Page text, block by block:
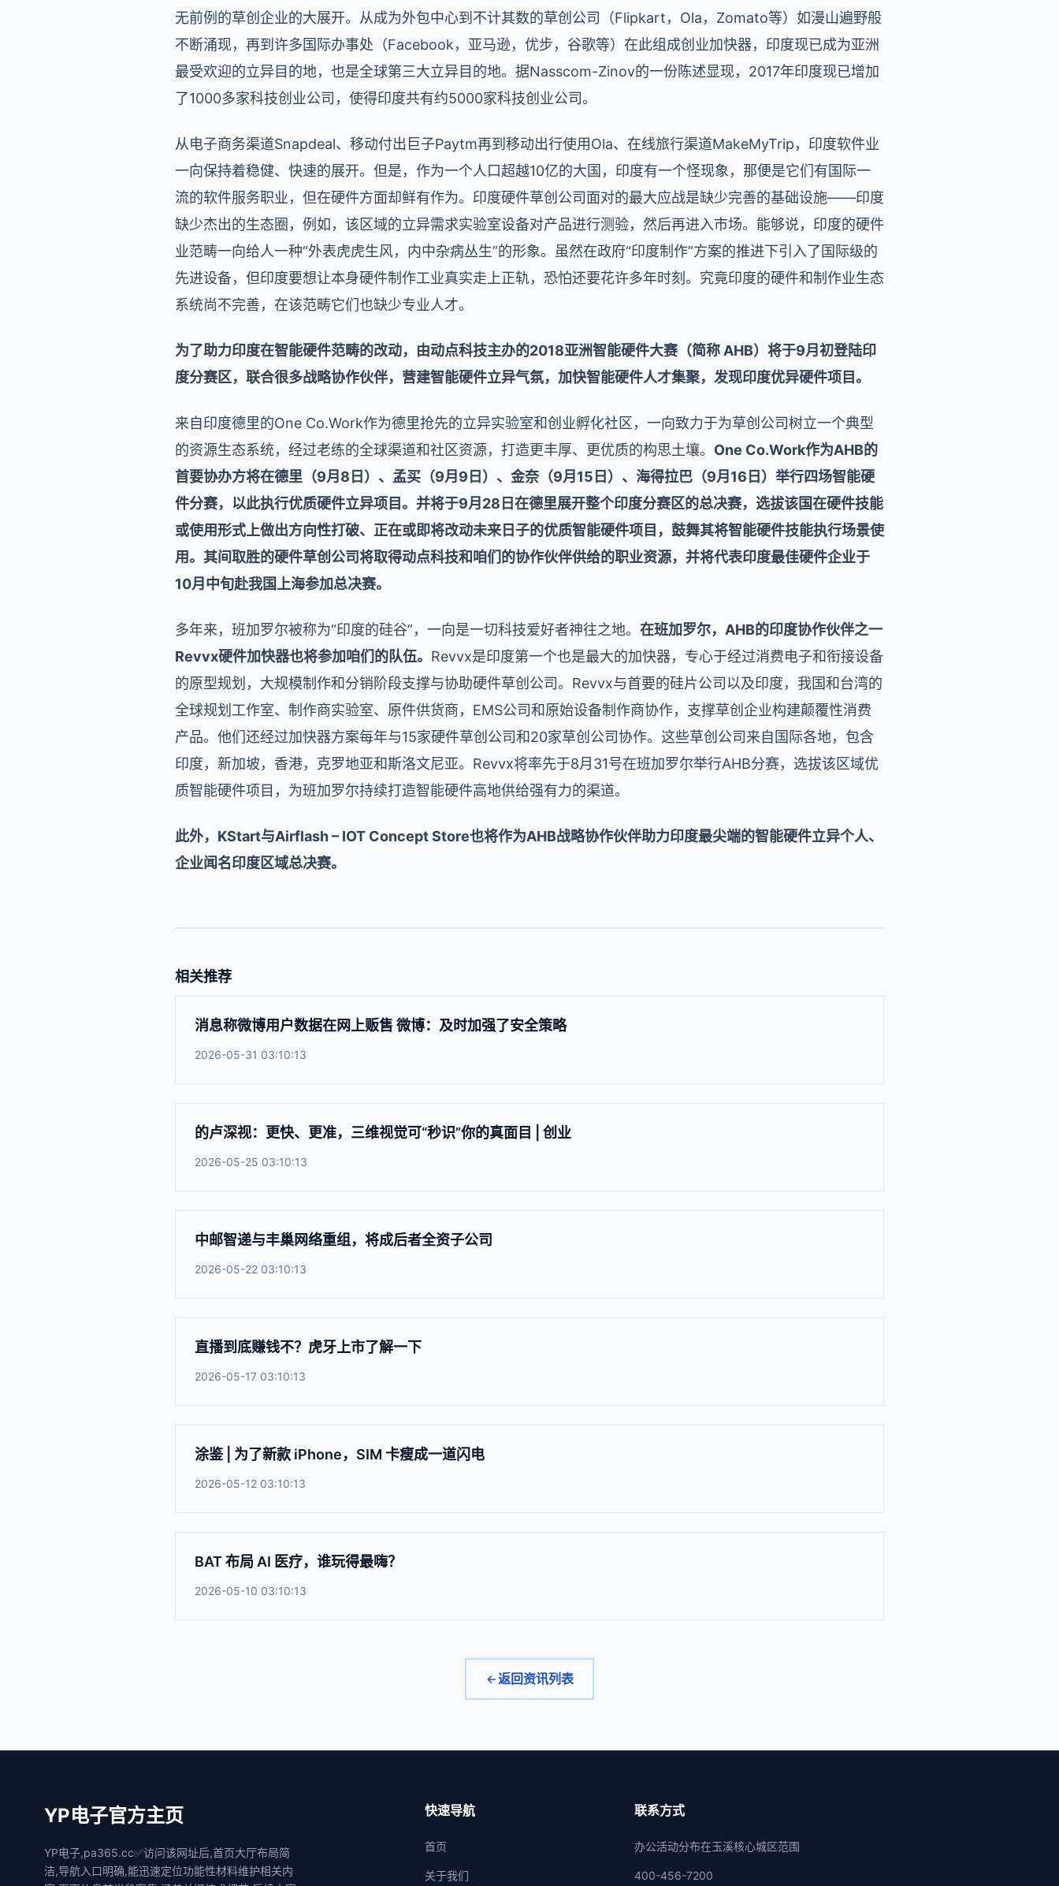
无前例的草创企业的大展开。从成为外包中心到不计其数的草创公司（Flipkart，Ola，Zomato等）如漫山遍野般
不断涌现，再到许多国际办事处（Facebook，亚马逊，优步，谷歌等）在此组成创业加快器，印度现已成为亚洲
最受欢迎的立异目的地，也是全球第三大立异目的地。据Nasscom-Zinov的一份陈述显现，2017年印度现已增加
了1000多家科技创业公司，使得印度共有约5000家科技创业公司。
从电子商务渠道Snapdeal、移动付出巨子Paytm再到移动出行使用Ola、在线旅行渠道MakeMyTrip，印度软件业
一向保持着稳健、快速的展开。但是，作为一个人口超越10亿的大国，印度有一个怪现象，那便是它们有国际一
流的软件服务职业，但在硬件方面却鲜有作为。印度硬件草创公司面对的最大应战是缺少完善的基础设施——印度
缺少杰出的生态圈，例如，该区域的立异需求实验室设备对产品进行测验，然后再进入市场。能够说，印度的硬件
业范畴一向给人一种“外表虎虎生风，内中杂病丛生”的形象。虽然在政府“印度制作”方案的推进下引入了国际级的
先进设备，但印度要想让本身硬件制作工业真实走上正轨，恐怕还要花许多年时刻。究竟印度的硬件和制作业生态
系统尚不完善，在该范畴它们也缺少专业人才。
为了助力印度在智能硬件范畴的改动，由动点科技主办的2018亚洲智能硬件大赛（简称 AHB）将于9月初登陆印
度分赛区，联合很多战略协作伙伴，营建智能硬件立异气氛，加快智能硬件人才集聚，发现印度优异硬件项目。
来自印度德里的One Co.Work作为德里抢先的立异实验室和创业孵化社区，一向致力于为草创公司树立一个典型
的资源生态系统，经过老练的全球渠道和社区资源，打造更丰厚、更优质的构思土壤。 One Co.Work作为AHB的
首要协办方将在德里（9月8日）、孟买（9月9日）、金奈（9月15日）、海得拉巴（9月16日）举行四场智能硬
件分赛，以此执行优质硬件立异项目。并将于9月28日在德里展开整个印度分赛区的总决赛，选拔该国在硬件技能
或使用形式上做出方向性打破、正在或即将改动未来日子的优质智能硬件项目，鼓舞其将智能硬件技能执行场景使
用。其间取胜的硬件草创公司将取得动点科技和咱们的协作伙伴供给的职业资源，并将代表印度最佳硬件企业于
10月中旬赴我国上海参加总决赛。
多年来，班加罗尔被称为“印度的硅谷”，一向是一切科技爱好者神往之地。 在班加罗尔，AHB的印度协作伙伴之一
Revvx硬件加快器也将参加咱们的队伍。 Revvx是印度第一个也是最大的加快器，专心于经过消费电子和衔接设备
的原型规划，大规模制作和分销阶段支撑与协助硬件草创公司。Revvx与首要的硅片公司以及印度，我国和台湾的
全球规划工作室、制作商实验室、原件供货商，EMS公司和原始设备制作商协作，支撑草创企业构建颠覆性消费
产品。他们还经过加快器方案每年与15家硬件草创公司和20家草创公司协作。这些草创公司来自国际各地，包含
印度，新加坡，香港，克罗地亚和斯洛文尼亚。Revvx将率先于8月31号在班加罗尔举行AHB分赛，选拔该区域优
质智能硬件项目，为班加罗尔持续打造智能硬件高地供给强有力的渠道。
此外，KStart与Airflash – IOT Concept Store也将作为AHB战略协作伙伴助力印度最尖端的智能硬件立异个人、
企业闻名印度区域总决赛。
相关推荐
消息称微博用户数据在网上贩售 微博：及时加强了安全策略
2026-05-31 03:10:13
的卢深视：更快、更准，三维视觉可“秒识”你的真面目 | 创业
2026-05-25 03:10:13
中邮智递与丰巢网络重组，将成后者全资子公司
2026-05-22 03:10:13
直播到底赚钱不？虎牙上市了解一下
2026-05-17 03:10:13
涂鉴 | 为了新款 iPhone，SIM 卡瘦成一道闪电
2026-05-12 03:10:13
BAT 布局 AI 医疗，谁玩得最嗨？
2026-05-10 03:10:13
返回资讯列表
YP电子官方主页
YP电子,pa365.cc✅访问该网址后,首页大厅布局简
洁,导航入口明确,能迅速定位功能性材料维护相关内
快速导航
首页
关于我们
联系方式
办公活动分布在玉溪核心城区范围
400-456-7200